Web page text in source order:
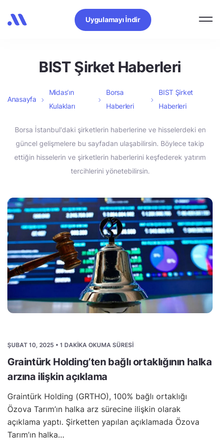
Uygulamayı İndir
BIST Şirket Haberleri
Anasayfa
Midas’ın
Kulakları
Borsa
Haberleri
BIST Şirket
Haberleri
Borsa İstanbul'daki şirketlerin haberlerine ve hisselerdeki en
güncel gelişmelere bu sayfadan ulaşabilirsin. Böylece takip
ettiğin hisselerin ve şirketlerin haberlerini keşfederek yatırım
tercihlerini yönetebilirsin.
ŞUBAT 10, 2025 • 1 DAKIKA OKUMA SÜRESI
Graintürk Holding’ten bağlı ortaklığının halka
arzına ilişkin açıklama
Graintürk Holding (GRTHO), 100% bağlı ortaklığı
Özova Tarım’ın halka arz sürecine ilişkin olarak
açıklama yaptı. Şirketten yapılan açıklamada Özova
Tarım’ın halka…